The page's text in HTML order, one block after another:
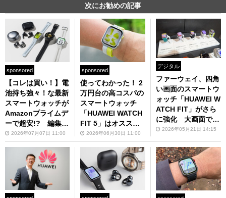
次にお勧めの記事
sponsored
【コレは買い！】電
池持ち強々！な最新
スマートウォッチが
Amazonプライムデ
ーで超安!? 編集部
スタッフが買いたい
理由を紹介
2026年07月07日 11:00
sponsored
使ってわかった！ 2
万円台の高コスパの
スマートウォッチ
「HUAWEI WATCH
FIT 5」はオススメ
要素多数！
2026年06月30日 11:00
デジタル
ファーウェイ、四角
い画面のスマートウ
ォッチ「HUAWEI W
ATCH FIT」がさら
に強化 大画面で情
報見やすく
2026年05月21日 14:15